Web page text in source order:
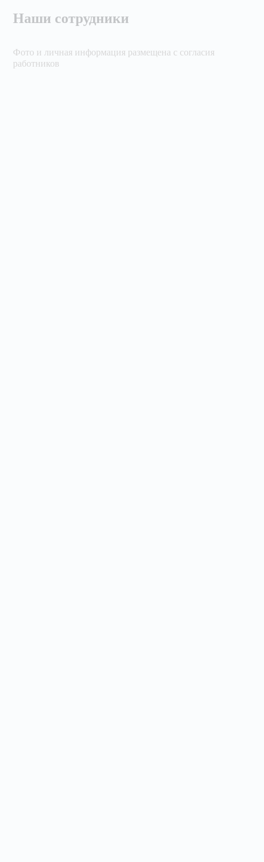
Наши сотрудники
Фото и личная информация размещена с согласия
работников